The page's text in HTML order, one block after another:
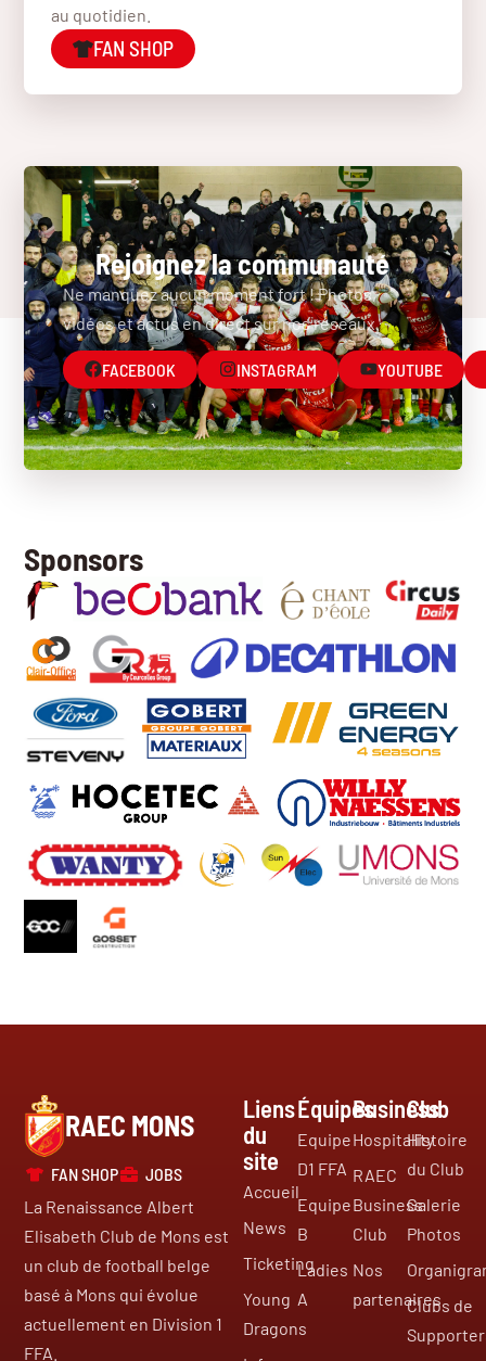
au quotidien.
FAN SHOP
Rejoignez la communauté
Ne manquez aucun moment fort ! Photos,
vidéos et actus en direct sur nos réseaux.
FACEBOOK INSTAGRAM YOUTUBE
Sponsors
RAEC MONS
FAN SHOP
JOBS
La Renaissance Albert
Elisabeth Club de Mons est
un club de football belge
basé à Mons qui évolue
actuellement en Division 1
FFA.
Liens
du
site
Accueil
News
Ticketing
Young
Dragons
Équipes
Equipe
D1 FFA
Equipe
B
Ladies
A
Business
Hospitality
RAEC
Business
Club
Nos
partenaires
Club
Histoire
du Club
Galerie
Photos
Clubs de